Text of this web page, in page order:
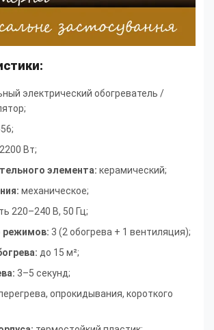
электрический обогреватель /
;
;
2200 Вт;
элемента: керамический;
механическое;
220–240 В, 50 Гц;
режимов: 3 (2 обогрева + 1 вентиляция);
до 15 м²;
3–5 секунд;
опрокидывания, короткого